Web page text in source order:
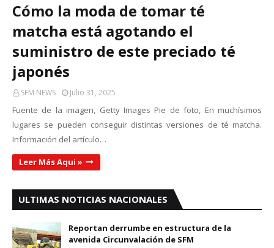
Cómo la moda de tomar té
matcha está agotando el
suministro de este preciado té
japonés
SFM NEWS Julio 31, 2025
Fuente de la imagen, Getty Images Pie de foto, En muchísimos
lugares se pueden conseguir distintas versiones de té matcha.
Información del artículo…
Leer Más Aqui »
ULTIMAS NOTICIAS NACIONALES
Reportan derrumbe en estructura de la
avenida Circunvalación de SFM